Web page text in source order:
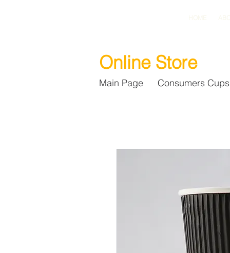
Online Store
Main Page Consumers Cups